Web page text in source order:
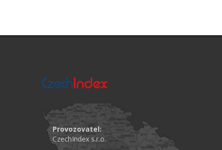
Provozovatel:
CzechIndex s.r.o.